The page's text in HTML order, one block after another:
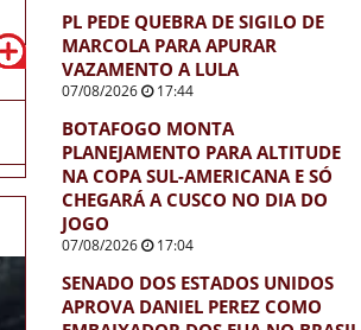
PL PEDE QUEBRA DE SIGILO DE
MARCOLA PARA APURAR
VAZAMENTO A LULA
07/08/2026 17:44
BOTAFOGO MONTA
PLANEJAMENTO PARA ALTITUDE
NA COPA SUL-AMERICANA E SÓ
CHEGARÁ A CUSCO NO DIA DO
JOGO
07/08/2026 17:04
SENADO DOS ESTADOS UNIDOS
APROVA DANIEL PEREZ COMO